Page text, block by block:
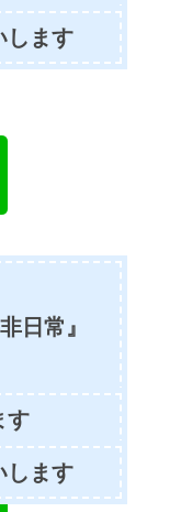
します
日常』
す
します